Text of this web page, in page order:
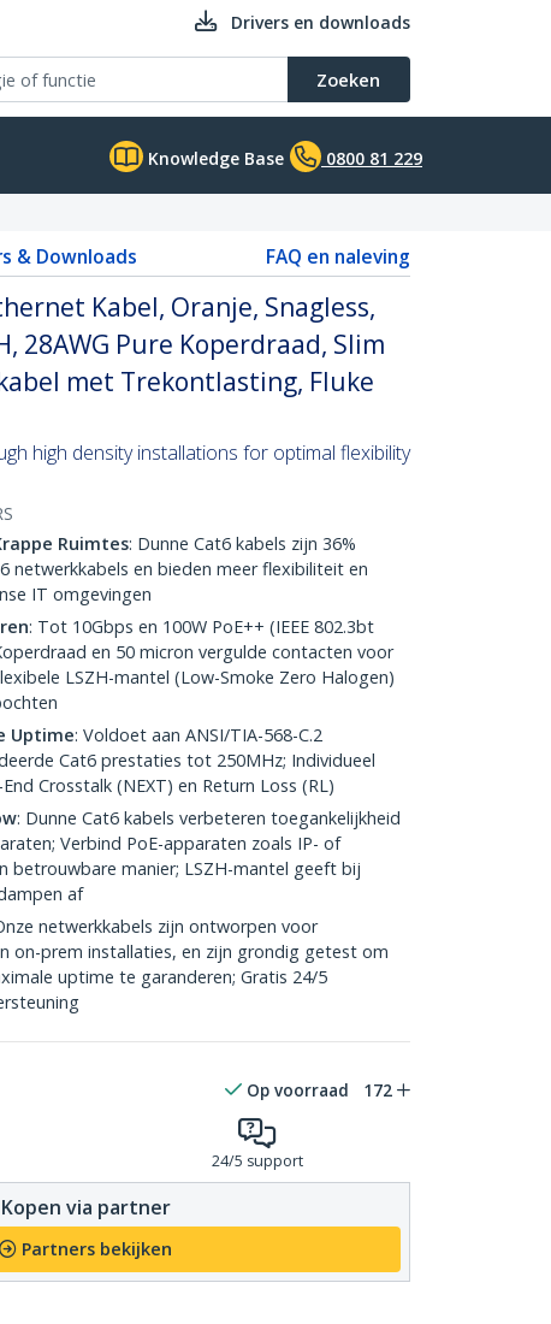
Drivers en downloads
Zoeken
Knowledge Base 0800 81 229
& Downloads FAQ en naleving
Kabel, Oranje, Snagless,
28AWG Pure Koperdraad, Slim
met Trekontlasting, Fluke
high density installations for optimal flexibility
Ruimtes: Dunne Cat6 kabels zijn 36%
netwerkkabels en bieden meer flexibiliteit en
IT omgevingen
: Tot 10Gbps en 100W PoE++ (IEEE 802.3bt
en 50 micron vergulde contacten voor
LSZH-mantel (Low-Smoke Zero Halogen)
Uptime: Voldoet aan ANSI/TIA-568-C.2
Cat6 prestaties tot 250MHz; Individueel
Crosstalk (NEXT) en Return Loss (RL)
: Dunne Cat6 kabels verbeteren toegankelijkheid
Verbind PoE-apparaten zoals IP- of
betrouwbare manier; LSZH-mantel geeft bij
af
netwerkkabels zijn ontworpen voor
on-prem installaties, en zijn grondig getest om
uptime te garanderen; Gratis 24/5
Op voorraad 172
24/5 support
Kopen via partner
Partners bekijken